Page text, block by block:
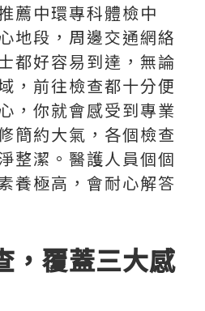
薦中環專科體檢中
地段，周邊交通網絡
都好容易到達，無論
，前往檢查都十分便
，你就會感受到專業
簡約大氣，各個檢查
整潔。醫護人員個個
養極高，會耐心解答
，覆蓋三大感